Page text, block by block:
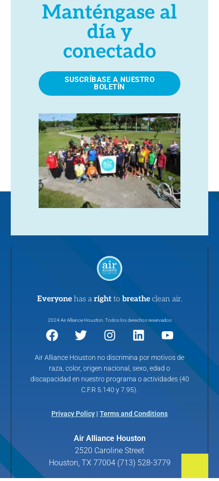
Manténgase al
día y
conectado
SUSCRÍBASE A NUESTRO
BOLETÍN
Everyone has a right to breathe clean air.
2024 Air Alliance Houston. Todos los derechos reservados
Air Alliance Houston no discrimina por motivos de
raza, color, origen nacional, sexo, edad o
discapacidad en nuestro programa o actividades (40
C.F.R 5.140 y 7.95).
Privacy Policy | Terms and Conditions
Air Alliance Houston
2520 Caroline Street
Houston, TX 77004 (713) 528-3779